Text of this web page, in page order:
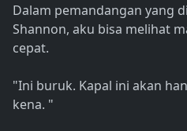
Dalam pemandangan yang
Shannon, aku bisa melihat
cepat.
"Ini buruk. Kapal ini akan
kena. "